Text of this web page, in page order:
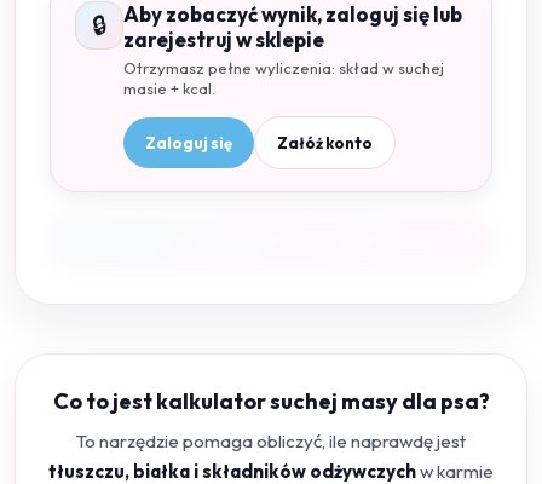
🔒
Aby zobaczyć wynik, zaloguj się lub
zarejestruj w sklepie
Otrzymasz pełne wyliczenia: skład w suchej
masie + kcal.
Zaloguj się Załóż konto
Co to jest kalkulator suchej masy dla psa?
To narzędzie pomaga obliczyć, ile naprawdę jest
tłuszczu, białka i składników odżywczychw karmie